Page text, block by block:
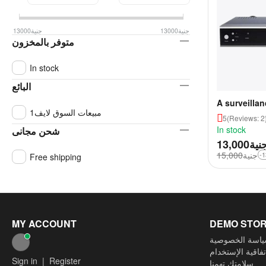
A
form of a
drive and
can detect
5(Reviews: 2)
In stock
13,000
جنية15,000 -
جنية13000 جنية13000
متوفر بالمخزون
In stock
البائع
مبيعات السوق لايف1
شحن مجانى
Free shipping
MY ACCOUNT
Sign in | Register
DEMO
الخصوصية
الإستخدام
سلامتك تهمنا